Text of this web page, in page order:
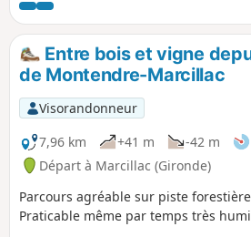
Entre bois et vigne
de Montendre-Marcillac
Visorandonneur
7,96 km
+41 m -42 m
Départ à Marcillac (Gironde)
Parcours agréable sur piste
Praticable même par temps très